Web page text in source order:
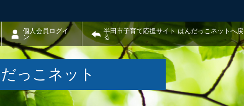
個人会員ログイ
ン
半田市子育て応援サイト はんだっこネットへ戻
る
っこネット